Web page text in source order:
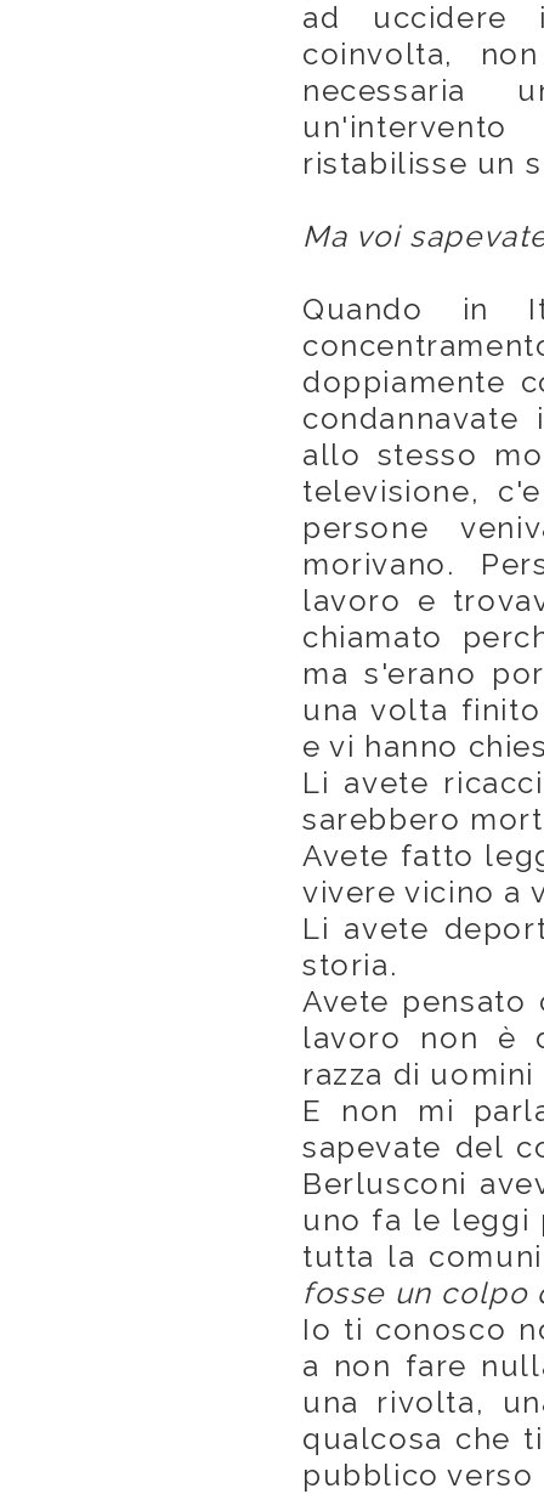
ad uccidere
coinvolta,
necessaria
ristabilisse un
Ma voi
Quando in
doppiamente
allo stesso
televisione,
persone
morivano.
lavoro e
chiamato
ma s'erano
una volta
e vi hanno
Li avete
sarebbero
Avete fatto
vivere vicino a
Li avete
storia.
Avete pensato
lavoro non è
razza di uomini
E non mi
sapevate del
Berlusconi
uno fa le leggi
tutta la
fosse un colpo
Io ti conosco
a non fare
una rivolta,
qualcosa che
pubblico verso